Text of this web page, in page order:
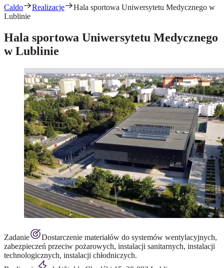
Caldo Realizacje
Hala sportowa Uniwersytetu Medycznego w
Lublinie
Hala sportowa Uniwersytetu Medycznego
w Lublinie
Zadanie
Dostarczenie materiałów do systemów wentylacyjnych,
zabezpieczeń przeciw pożarowych, instalacji sanitarnych, instalacji
technologicznych, instalacji chłodniczych.